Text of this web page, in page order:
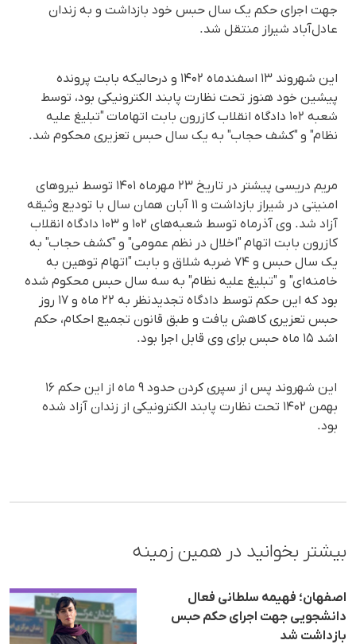
جهت اجرای حکم یک سال حبس خود بازداشت و به زندان
عادل‌آباد شیراز منتقل شد.
این شهروند ۱۳ اسفندماه ۱۴۰۲ و درحالیکه بابت پرونده
پیشین خود هنوز تحت نظارت پابند الکترونیکی بود، توسط
شعبه ۱۰۲ دادگاه انقلاب کازرون بابت اتهامات "تبلیغ علیه
نظام" و "کشف حجاب" به یک سال حبس تعزیری محکوم شد.
مریم دریسی پیشتر در تاریخ ۲۳ مهرماه ۱۴۰۱ توسط نیروهای
امنیتی در شیراز بازداشت و ۱۱ آبان همان سال با تودیع وثیقه
آزاد شد. وی آذرماه توسط شعبه‌های ۱۰۲ و ۱۰۳ دادگاه انقلاب
کازرون بابت اتهام "اخلال در نظم عمومی" و "کشف حجاب" به
یک سال حبس و ۷۴ ضربه شلاق و بابت "اتهام توهین به
خامنه‌ای" و "تبلیغ علیه نظام" به سه سال حبس محکوم شده
بود که این حکم توسط دادگاه تجدیدنظر به ۲۲ ماه و ۱۷ روز
حبس تعزیری کاهش یافت و طبق قانون تجمیع احکام، حکم
اشد ۱۵ ماه حبس برای وی قابل اجرا بود.
این شهروند پس از سپری کردن حدود ۹ ماه از این حکم ۱۶
بهمن ۱۴۰۲ تحت نظارت پابند الکترونیکی از زندان آزاد شده
بود.
بیشتر بخوانید در همین زمینه
اصفهان؛ فهیمە سلطانی فعال
دانشجویی جهت اجرای حکم حبس
بازداشت شد